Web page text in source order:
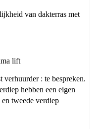
van dakterras met
lift
verhuurder : te bespreken.
hebben een eigen
en tweede verdiep